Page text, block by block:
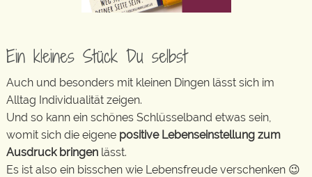
Ein kleines Stück Du selbst
Auch und besonders mit kleinen Dingen lässt sich im
Alltag Individualität zeigen.
Und so kann ein schönes Schlüsselband etwas sein,
womit sich die eigene positive Lebenseinstellung zum
Ausdruck bringen lässt.
Es ist also ein bisschen wie Lebensfreude verschenken 😉